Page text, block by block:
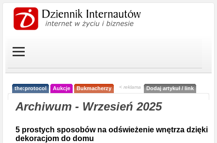
the:protocol Aukcje Bukmacherzy < reklama Dodaj artykuł / link
Archiwum - Wrzesień 2025
5 prostych sposobów na odświeżenie wnętrza dzięki
dekoracjom do domu